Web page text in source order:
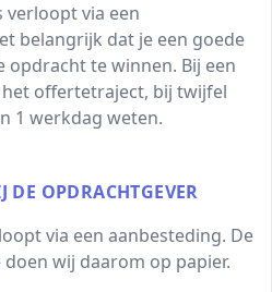
verloopt via een
belangrijk dat je een goede
opdracht te winnen. Bij een
offertetraject, bij twijfel
1 werkdag weten.
DE OPDRACHTGEVER
via een aanbesteding. De
wij daarom op papier.